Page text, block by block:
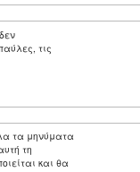
τις
τα μηνύματα
τη
και θα